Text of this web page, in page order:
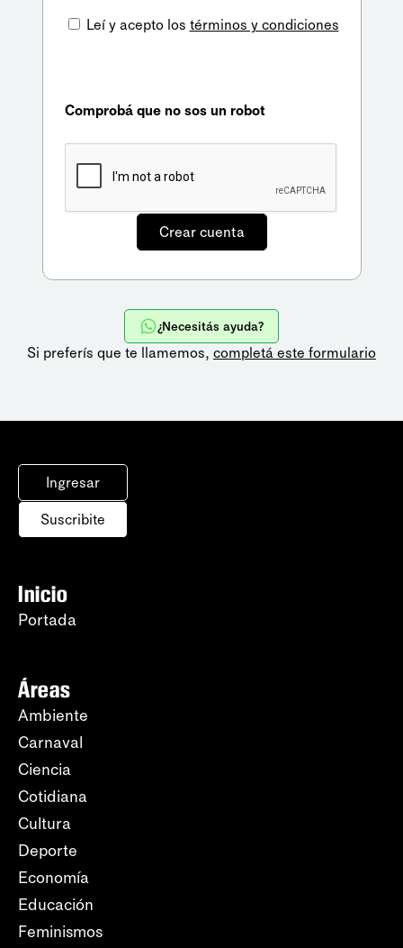
Leí y acepto los términos y condiciones
Comprobá que no sos un robot
¿Necesitás ayuda?
Si preferís que te llamemos, completá este formulario
Ingresar
Suscribite
Inicio
Portada
Áreas
Ambiente
Carnaval
Ciencia
Cotidiana
Cultura
Deporte
Economía
Educación
Feminismos